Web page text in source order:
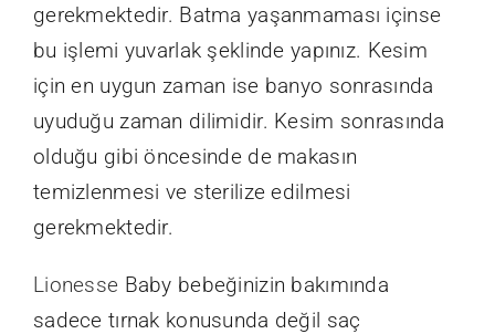
gerekmektedir. Batma yaşanmaması içinse
bu işlemi yuvarlak şeklinde yapınız. Kesim
için en uygun zaman ise banyo sonrasında
uyuduğu zaman dilimidir. Kesim sonrasında
olduğu gibi öncesinde de makasın
temizlenmesi ve sterilize edilmesi
gerekmektedir.
Lionesse Baby bebeğinizin bakımında
sadece tırnak konusunda değil saç